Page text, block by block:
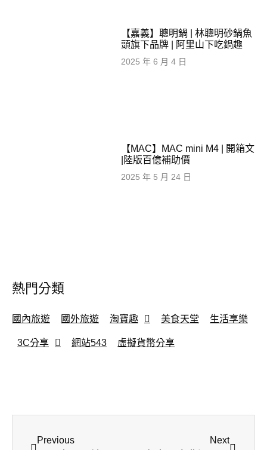
【嘉義】聰明鍋 | 林聰明砂鍋魚
頭旗下品牌 | 阿里山下吃鍋趣
2025 年 6 月 4 日
【MAC】MAC mini M4 | 開箱文
|陸版百億補助價
2025 年 5 月 24 日
熱門分類
國內旅遊 國外旅遊 淘寶趣 美食天堂 生活享樂
3C分享 網站543 虛擬貨幣分享
Previous Next